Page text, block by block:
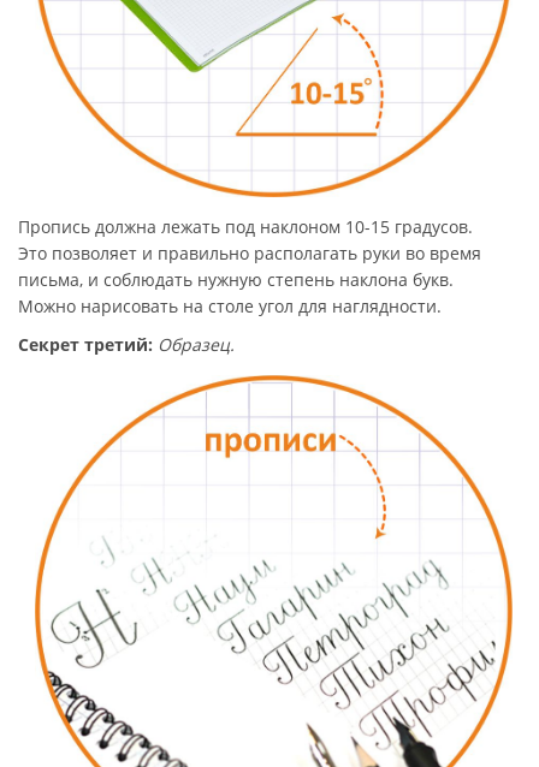
Пропись должна лежать под наклоном 10-15 градусов.
Это позволяет и правильно располагать руки во время
письма, и соблюдать нужную степень наклона букв.
Можно нарисовать на столе угол для наглядности.
Секрет третий: Образец.